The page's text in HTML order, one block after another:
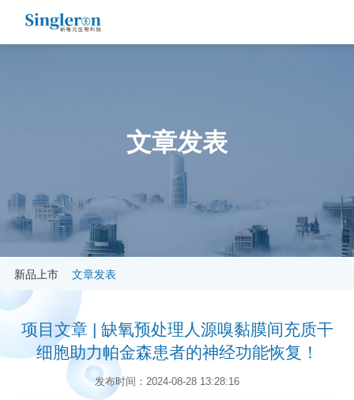
文章发表
新品上市 文章发表
项目文章 | 缺氧预处理人源嗅黏膜间充质干
细胞助力帕金森患者的神经功能恢复！
发布时间：2024-08-28 13:28:16